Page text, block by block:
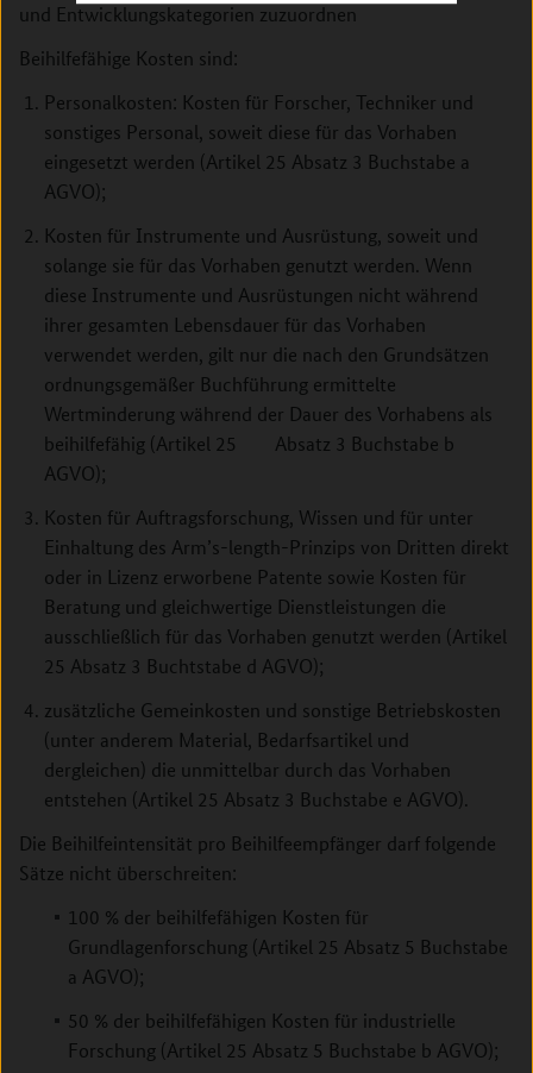
und Entwicklungskategorien zuzuordnen
Beihilfefähige Kosten sind:
Personalkosten: Kosten für Forscher, Techniker und
sonstiges Personal, soweit diese für das Vorhaben
eingesetzt werden (Artikel 25 Absatz 3 Buchstabe a
AGVO);
Kosten für Instrumente und Ausrüstung, soweit und
solange sie für das Vorhaben genutzt werden. Wenn
diese Instrumente und Ausrüstungen nicht während
ihrer gesamten Lebensdauer für das Vorhaben
verwendet werden, gilt nur die nach den Grundsätzen
ordnungsgemäßer Buchführung ermittelte
Wertminderung während der Dauer des Vorhabens als
beihilfefähig (Artikel 25 Absatz 3 Buchstabe b
AGVO);
Kosten für Auftragsforschung, Wissen und für unter
Einhaltung des Arm’s-length-Prinzips von Dritten direkt
oder in Lizenz erworbene Patente sowie Kosten für
Beratung und gleichwertige Dienstleistungen die
ausschließlich für das Vorhaben genutzt werden (Artikel
25 Absatz 3 Buchtstabe d AGVO);
zusätzliche Gemeinkosten und sonstige Betriebskosten
(unter anderem Material, Bedarfsartikel und
dergleichen) die unmittelbar durch das Vorhaben
entstehen (Artikel 25 Absatz 3 Buchstabe e AGVO).
Die Beihilfeintensität pro Beihilfeempfänger darf folgende
Sätze nicht überschreiten:
100 % der beihilfefähigen Kosten für
Grundlagenforschung (Artikel 25 Absatz 5 Buchstabe
a AGVO);
50 % der beihilfefähigen Kosten für industrielle
Forschung (Artikel 25 Absatz 5 Buchstabe b AGVO);